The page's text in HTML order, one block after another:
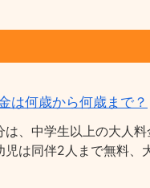
は何歳から何歳まで？
、中学生以上の大人
児は同伴2人まで無料、